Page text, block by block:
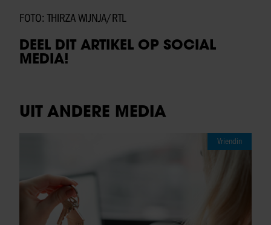
FOTO: THIRZA WIJNJA/RTL
DEEL DIT ARTIKEL OP SOCIAL
MEDIA!
UIT ANDERE MEDIA
Vriendin